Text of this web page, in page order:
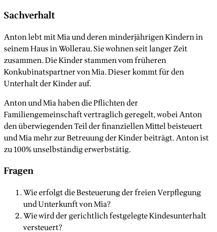
Sachverhalt
Anton lebt mit Mia und deren minderjährigen Kindern in
seinem Haus in Wollerau. Sie wohnen seit langer Zeit
zusammen. Die Kinder stammen vom früheren
Konkubinatspartner von Mia. Dieser kommt für den
Unterhalt der Kinder auf.
Anton und Mia haben die Pflichten der
Familiengemeinschaft vertraglich geregelt, wobei Anton
den überwiegenden Teil der finanziellen Mittel beisteuert
und Mia mehr zur Betreuung der Kinder beiträgt. Anton ist
zu 100% unselbständig erwerbstätig.
Fragen
Wie erfolgt die Besteuerung der freien Verpflegung
und Unterkunft von Mia?
Wie wird der gerichtlich festgelegte Kindesunterhalt
versteuert?